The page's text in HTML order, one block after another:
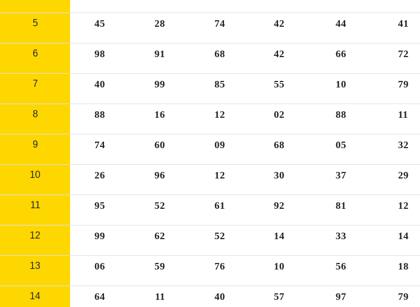
5 45 28 74 42 44 41
6 98 91 68 42 66 72
7 40 99 85 55 10 79
8 88 16 12 02 88 11
9 74 60 09 68 05 32
10 26 96 12 30 37 29
11 95 52 61 92 81 12
12 99 62 52 14 33 14
13 06 59 76 10 56 18
14 64 11 40 57 97 79